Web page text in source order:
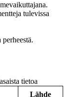
tulevissa
tietoa
Lähde